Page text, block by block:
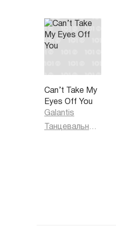
Can’t Take My
Eyes Off You
Galantis